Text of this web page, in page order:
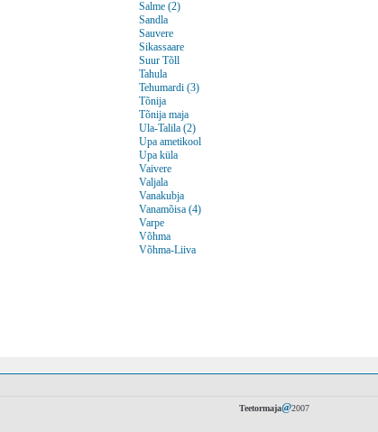
Salme (2)
Sandla
Sauvere
Sikassaare
Suur Tõll
Tahula
Tehumardi (3)
Tõnija
Tõnija maja
Ula-Talila (2)
Upa ametikool
Upa küla
Vaivere
Valjala
Vanakubja
Vanamõisa (4)
Varpe
Võhma
Võhma-Liiva
Teetormaja@2007